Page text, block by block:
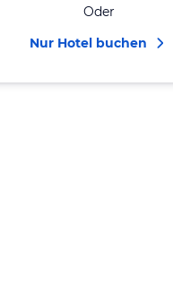
Oder
Nur Hotel buchen